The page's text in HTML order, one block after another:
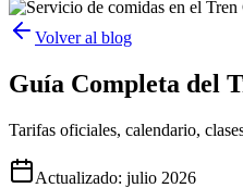
Volver al blog
Guía Completa del
Tarifas oficiales, calendario,
Actualizado: julio 2026